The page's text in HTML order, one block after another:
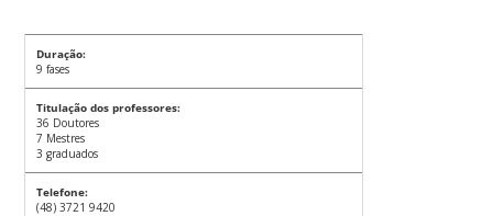
Duração:
9 fases
Titulação dos professores:
36 Doutores
7 Mestres
3 graduados
Telefone:
(48) 3721 9420